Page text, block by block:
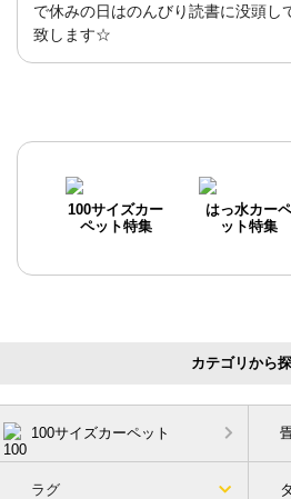
で休みの日はのんびり読書に没頭し
致します☆
100サイズカー
ペット特集
はっ水カーペ
ット特集
カテゴリから
100サイズカーペット
ラグ